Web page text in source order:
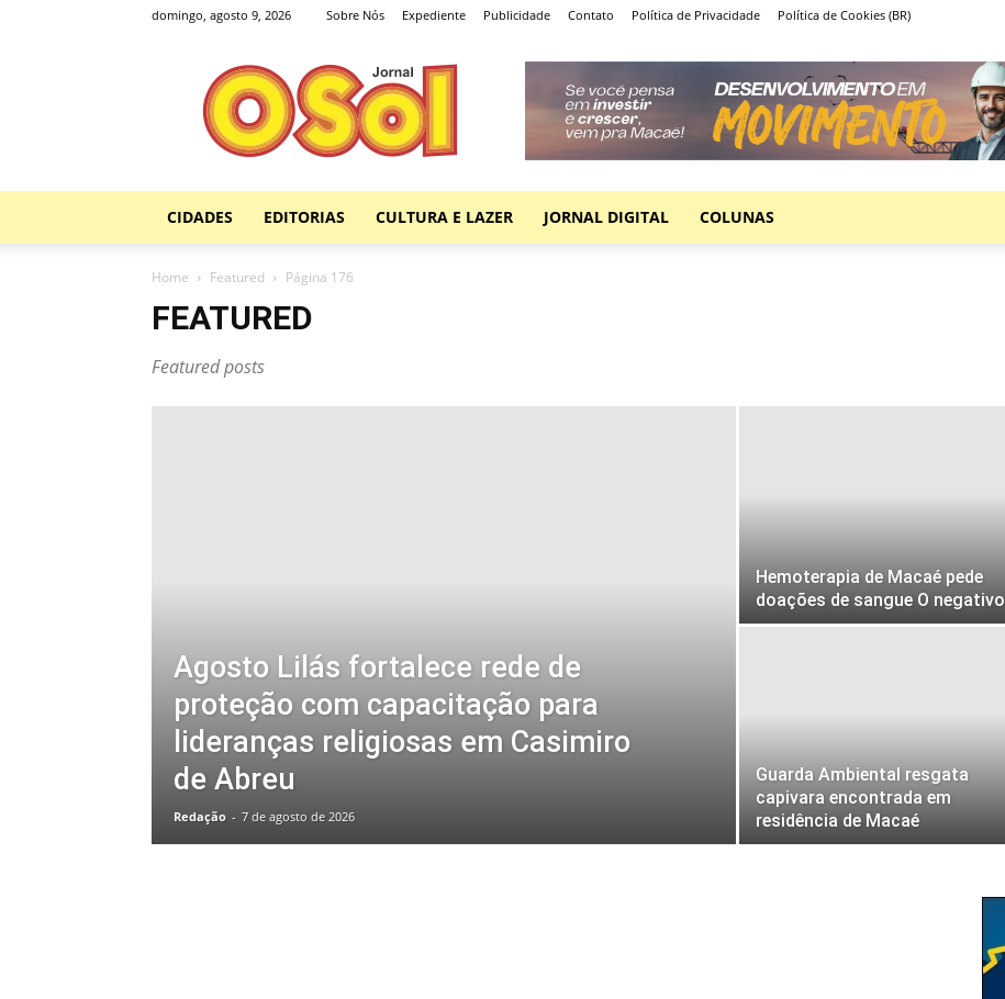
domingo, agosto 9, 2026 Sobre Nós Expediente Publicidade Contato Política de Privacidade Política de Cookies (BR)
Jornal
O
Sol
CIDADES EDITORIAS CULTURA E LAZER JORNAL DIGITAL COLUNAS
Home Featured Página 176
FEATURED
Featured posts
Agosto Lilás fortalece rede de
proteção com capacitação para
lideranças religiosas em Casimiro
de Abreu
Redação - 7 de agosto de 2026
Hemoterapia de Macaé pede
doações de sangue O negativo
Guarda Ambiental resgata
capivara encontrada em
residência de Macaé